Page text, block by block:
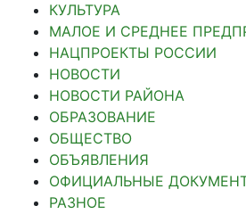
КУЛЬТУРА
МАЛОЕ И СРЕДНЕЕ
НАЦПРОЕКТЫ РОССИИ
НОВОСТИ
НОВОСТИ РАЙОНА
ОБРАЗОВАНИЕ
ОБЩЕСТВО
ОБЪЯВЛЕНИЯ
ОФИЦИАЛЬНЫЕ
РАЗНОЕ